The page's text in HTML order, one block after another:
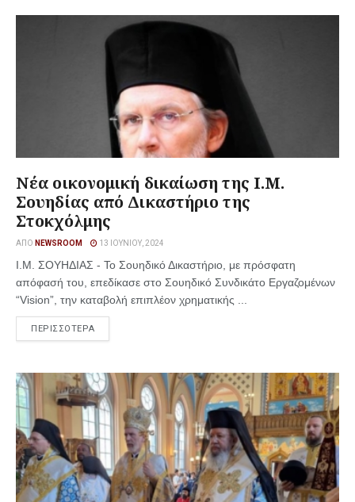
Νέα οικονομική δικαίωση της Ι.M.
Σουηδίας από Δικαστήριο της
Στοκχόλμης
ΑΠΌ NEWSROOM 13 ΙΟΥΝΊΟΥ, 2024
Ι.Μ. ΣΟΥΗΔΙΑΣ - Το Σουηδικό Δικαστήριο, με πρόσφατη
απόφασή του, επεδίκασε στο Σουηδικό Συνδικάτο Εργαζομένων
“Vision”, την καταβολή επιπλέον χρηματικής ...
ΠΕΡΙΣΣΟΤΕΡΑ